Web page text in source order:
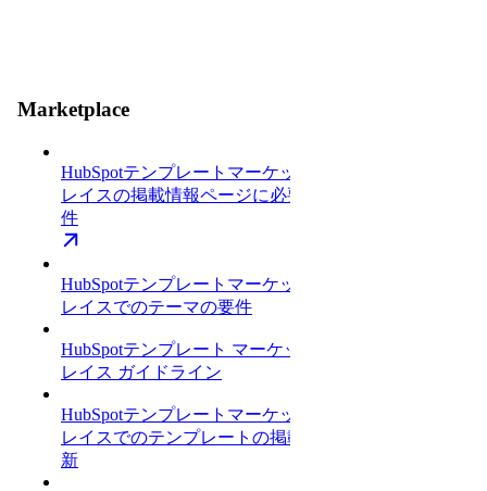
Marketplace
HubSpotテンプレートマーケットプ
レイスの掲載情報ページに必要な条
件
HubSpotテンプレートマーケットプ
レイスでのテーマの要件
HubSpotテンプレート マーケットプ
レイス ガイドライン
HubSpotテンプレートマーケットプ
レイスでのテンプレートの掲載と更
新